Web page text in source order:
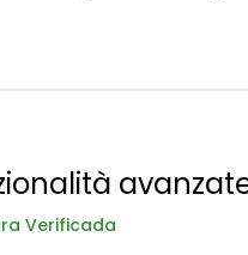
Verificada